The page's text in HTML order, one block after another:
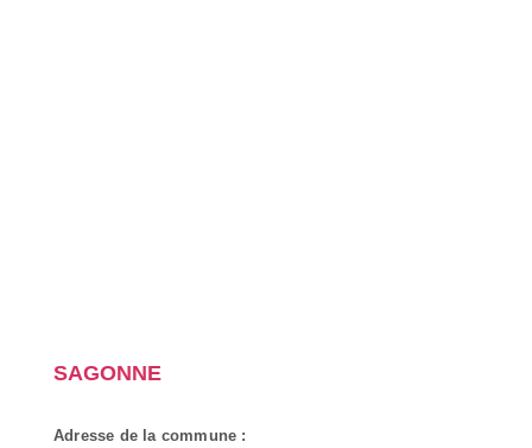
SAGONNE
Adresse de la commune :